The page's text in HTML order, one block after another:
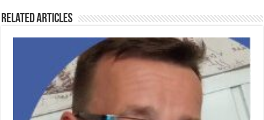
Related Articles